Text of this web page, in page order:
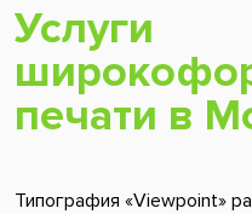
Услуги
печати в
Типография «Viewpoint»